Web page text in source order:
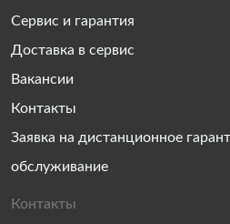
Сервис и гарантия
Доставка в сервис
Вакансии
Контакты
Заявка на дистанционное
обслуживание
Контакты